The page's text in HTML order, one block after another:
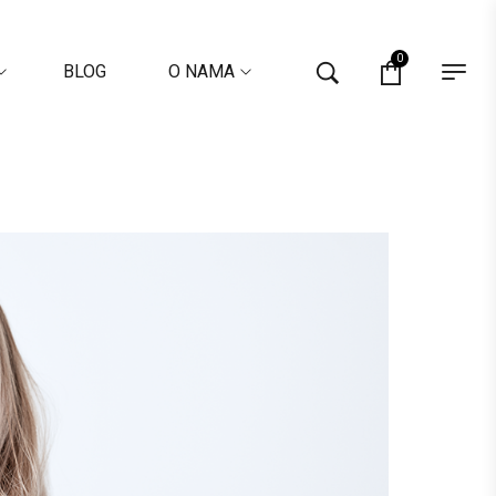
BLOG O NAMA
0